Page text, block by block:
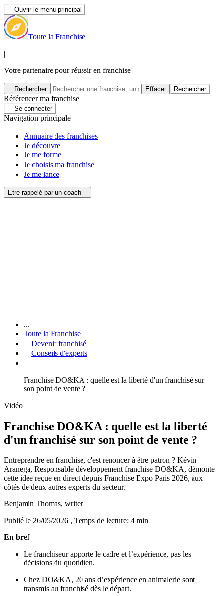
Ouvrir le menu principal
Toute la Franchise
|
Votre partenaire pour réussir en franchise
Rechercher Effacer Rechercher
Référencer ma franchise
Se connecter
Navigation principale
Annuaire des franchises
Je découvre
Je me forme
Je choisis ma franchise
Je me lance
Etre rappelé par un coach
...
Toute la Franchise
Devenir franchisé
Conseils d'experts
Franchise DO&KA : quelle est la liberté d'un franchisé sur
son point de vente ?
Vidéo
Franchise DO&KA : quelle est la liberté
d'un franchisé sur son point de vente ?
Entreprendre en franchise, c'est renoncer à être patron ? Kévin
Aranega, Responsable développement franchise DO&KA, démonte
cette idée reçue en direct depuis Franchise Expo Paris 2026, aux
côtés de deux autres experts du secteur.
Benjamin Thomas, writer
Publié le 26/05/2026 , Temps de lecture: 4 min
En bref
Le franchiseur apporte le cadre et l’expérience, pas les
décisions du quotidien.
Chez DO&KA, 20 ans d’expérience en animalerie sont
transmis au franchisé dès le départ.